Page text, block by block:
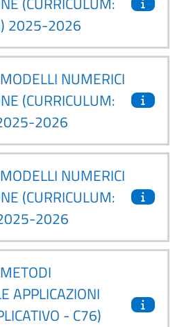
2025-2026
NUMERICI
(CURRICULUM:
2026
NUMERICI
(CURRICULUM:
2026
APPLICAZIONI
- C76)